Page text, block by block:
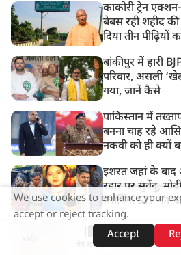
काकोरी ट्रेन
बेबस रही शहीद की
दिया तीन पीढ़ियों
बांकीपुर में हारी
परिवार, असली
गया, जानें कैसे
पाकिस्तान में
बनना चाह रहे
नकवी को ही क्यों
इशरत जहां के बाद
रडार पर सुवेंदु,
प्लानिंग, STF का
'1857 जैसी होगी
आए रिजर्वेशन
वेब स्टोरीज़
We use cookies to enhance your
accept or reject tracking.
Accept